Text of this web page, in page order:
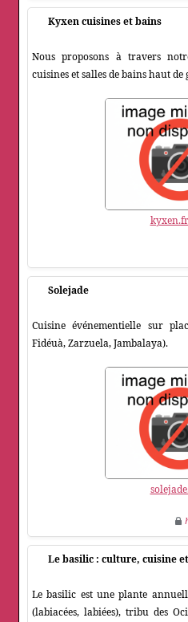
Kyxen cuisines et bains
Nous proposons à travers
cuisines et salles de bains haut de
Solejade
Cuisine événementielle sur
Fidéuà, Zarzuela, Jambalaya).
Le basilic : culture, cuisine
Le basilic est une plante
(labiacées, labiées), tribu des